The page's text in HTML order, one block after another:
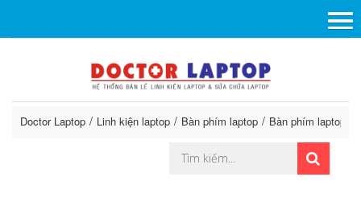
Doctor Laptop Linh kiện laptop Bàn phím laptop Bàn phím laptop